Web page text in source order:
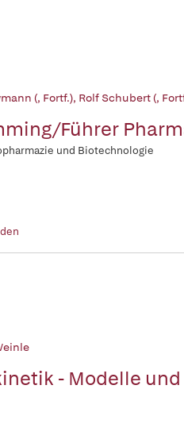
(, Fortf.), Rolf Schubert (,
Führer
und Biotechnologie
- Modelle